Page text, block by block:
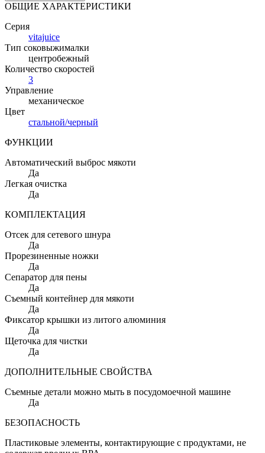
ОБЩИЕ ХАРАКТЕРИСТИКИ
Серия
vitajuice
Тип соковыжималки
центробежный
Количество скоростей
3
Управление
механическое
Цвет
стальной/черный
ФУНКЦИИ
Автоматический выброс мякоти
Да
Легкая очистка
Да
КОМПЛЕКТАЦИЯ
Отсек для сетевого шнура
Да
Прорезиненные ножки
Да
Сепаратор для пены
Да
Съемный контейнер для мякоти
Да
Фиксатор крышки из литого алюминия
Да
Щеточка для чистки
Да
ДОПОЛНИТЕЛЬНЫЕ СВОЙСТВА
Съемные детали можно мыть в посудомоечной машине
Да
БЕЗОПАСНОСТЬ
Пластиковые элементы, контактирующие с продуктами, не